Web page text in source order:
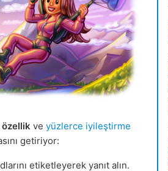
özellik ve yüzlerce iyileştirme
getiriyor:
etiketleyerek yanıt alın.